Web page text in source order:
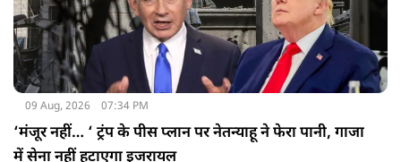
09 Aug, 2026 07:34 PM
‘मंजूर नहीं… ‘ ट्रंप के पीस प्लान पर नेतन्याहू ने फेरा पानी, गाजा
में सेना नहीं हटाएगा इजरायल